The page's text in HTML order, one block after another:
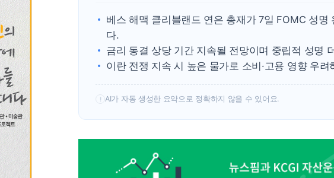
베스 해맥 클리블랜드 연은 총재가 7일 FOMC 성
다.
금리 동결 상당 기간 지속될 전망이며 중립적 성명
이란 전쟁 지속 시 높은 물가로 소비·고용 영향 우
! AI가 자동 생성한 요약으로 정확하지 않을 수 있어요.